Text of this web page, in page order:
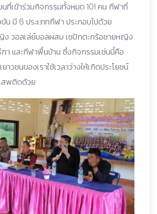
นที่เข้าร่วมกิจกรรมทั้งหมด 101 คน กีฬาที่
น มี 6 ประเภทกีฬา ประกอบไปด้วย
วอลเล่ย์บอลผสม เชปักตะกร้อชายหญิง
า และกีฬาพื้นบ้าน ซึ่งกิจกรรมเช่นนี้คือ
าวชนของเราใช้เวลาว่างให้เกิดประโยชน์
สพติดด้วย